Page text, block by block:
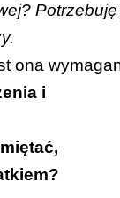
Potrzebuję
ona
i